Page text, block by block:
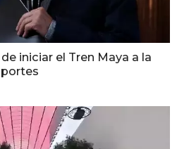
iniciar el Tren Maya a la